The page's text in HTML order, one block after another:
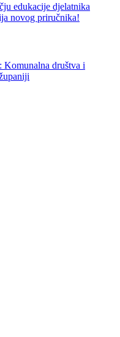
edukacije djelatnika
novog priručnika!
Komunalna društva i